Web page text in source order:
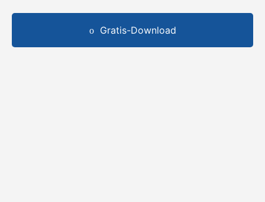
Gratis-Download